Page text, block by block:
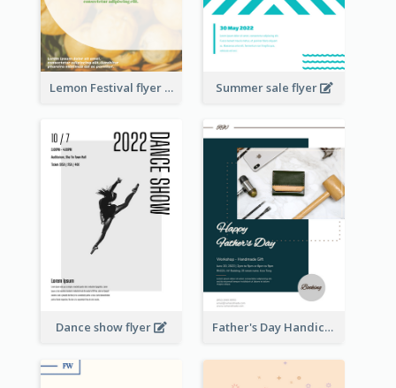
Lemon Festival flyer Summer sale flyer
Dance show flyer Father's Day Handicrafts Workshop Flyer